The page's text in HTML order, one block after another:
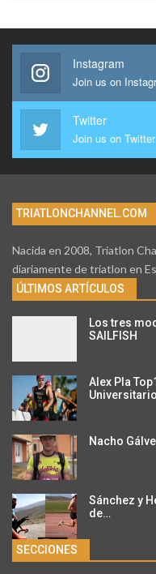
Instagram
Join us on
Twitter
Join us on Twitter
TRIATLONCHANNEL.COM
Nacida en 2008, Triatlon
diariamente de triatlon en
ÚLTIMOS ARTÍCULOS
Los tres
SAILFISH
Alex Pla
Nacho
Sánchez y
de…
SECCIONES